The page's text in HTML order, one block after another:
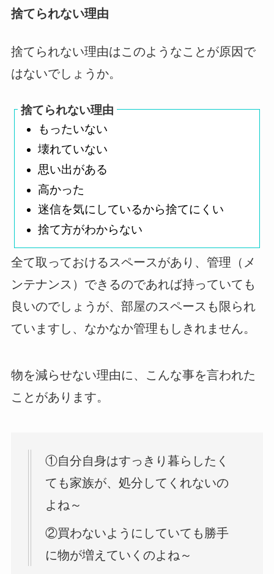
捨てられない理由
捨てられない理由はこのようなことが原因で
はないでしょうか。
捨てられない理由
もったいない
壊れていない
思い出がある
高かった
迷信を気にしているから捨てにくい
捨て方がわからない
全て取っておけるスペースがあり、管理（メ
ンテナンス）できるのであれば持っていても
良いのでしょうが、部屋のスペースも限られ
ていますし、なかなか管理もしきれません。
物を減らせない理由に、こんな事を言われた
ことがあります。
①自分自身はすっきり暮らしたく
ても家族が、処分してくれないの
よね～
②買わないようにしていても勝手
に物が増えていくのよね～